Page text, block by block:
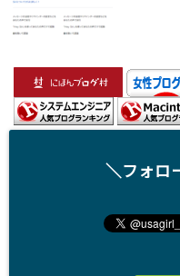
＼フォロ